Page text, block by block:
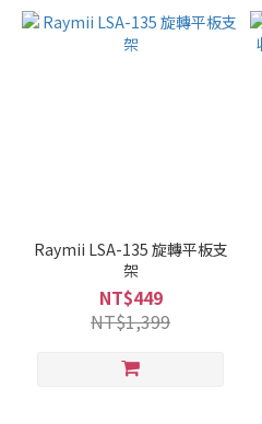
Raymii LSA-135 旋轉平板支
架
NT$449
NT$1,399